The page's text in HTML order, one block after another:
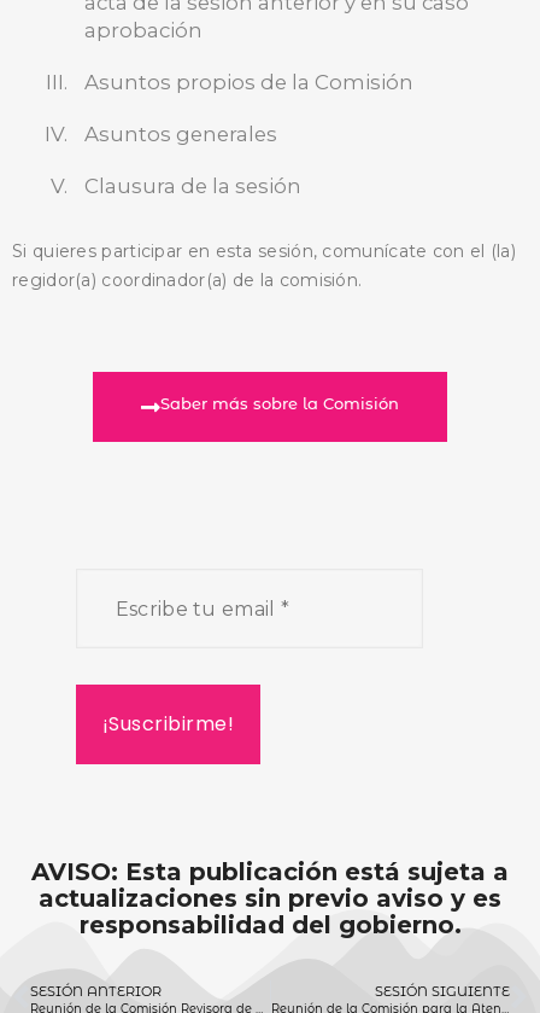
aprobación
Asuntos propios de la Comisión
Asuntos generales
Clausura de la sesión
Si quieres participar en esta sesión, comunícate con el (la)
regidor(a) coordinador(a) de la comisión.
Saber más sobre la Comisión
AVISO: Esta publicación está sujeta a
actualizaciones sin previo aviso y es
responsabilidad del gobierno.
SESIÓN ANTERIOR SESIÓN SIGUIENTE